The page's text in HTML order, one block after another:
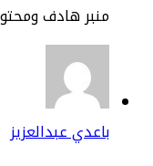
منبر هادف
باعدي عبدالعزيز